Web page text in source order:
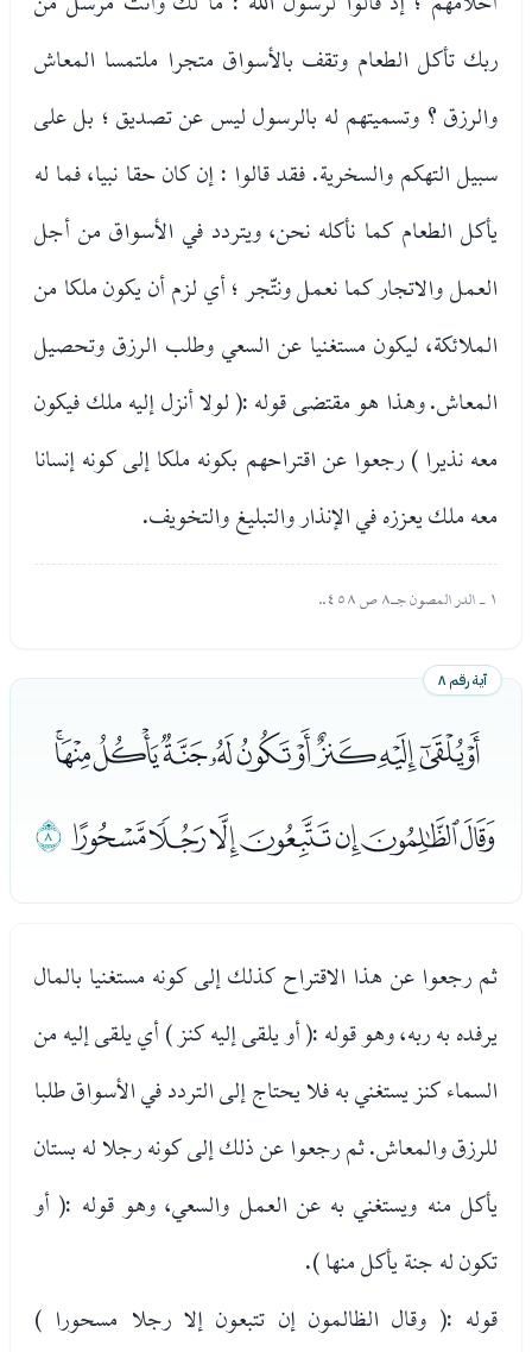
ربك تأكل الطعام وتقف بالأسواق متجرا ملتمسا المعاش
والرزق ؟ وتسميتهم له بالرسول ليس عن تصديق ؛ بل على
سبيل التهكم والسخرية. فقد قالوا : إن كان حقا نبيا، فما له
يأكل الطعام كما نأكله نحن، ويتردد في الأسواق من أجل
العمل والاتجار كما نعمل ونتّجر ؛ أي لزم أن يكون ملكا من
الملائكة، ليكون مستغنيا عن السعي وطلب الرزق وتحصيل
المعاش. وهذا هو مقتضى قوله :( لولا أنزل إليه ملك فيكون
معه نذيرا ) رجعوا عن اقتراحهم بكونه ملكا إلى كونه إنسانا
معه ملك يعززه في الإنذار والتبليغ والتخويف.
١ - الدر المصون جـ٨ ص ٤٥٨..
آية رقم ٨
ﮣﮤﮥﮦﮧﮨﮩﮪﮫﮬﮭ
ﮮﮯﮰﮱﯓﯔﯕﯖ
ثم رجعوا عن هذا الاقتراح كذلك إلى كونه مستغنيا بالمال
يرفده به ربه، وهو قوله :( أو يلقى إليه كنز ) أي يلقى إليه من
السماء كنز يستغني به فلا يحتاج إلى التردد في الأسواق طلبا
للرزق والمعاش. ثم رجعوا عن ذلك إلى كونه رجلا له بستان
يأكل منه ويستغني به عن العمل والسعي، وهو قوله :( أو
تكون له جنة يأكل منها ).
قوله :( وقال الظالمون إن تتبعون إلا رجلا مسحورا )